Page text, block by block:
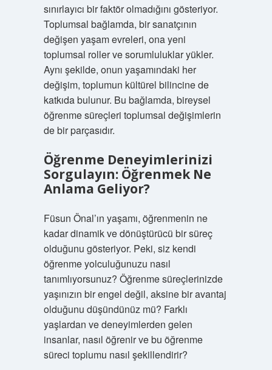
sınırlayıcı bir faktör olmadığını gösteriyor.
Toplumsal bağlamda, bir sanatçının
değişen yaşam evreleri, ona yeni
toplumsal roller ve sorumluluklar yükler.
Aynı şekilde, onun yaşamındaki her
değişim, toplumun kültürel bilincine de
katkıda bulunur. Bu bağlamda, bireysel
öğrenme süreçleri toplumsal değişimlerin
de bir parçasıdır.
Öğrenme Deneyimlerinizi
Sorgulayın: Öğrenmek Ne
Anlama Geliyor?
Füsun Önal’ın yaşamı, öğrenmenin ne
kadar dinamik ve dönüştürücü bir süreç
olduğunu gösteriyor. Peki, siz kendi
öğrenme yolculuğunuzu nasıl
tanımlıyorsunuz? Öğrenme süreçlerinizde
yaşınızın bir engel değil, aksine bir avantaj
olduğunu düşündünüz mü? Farklı
yaşlardan ve deneyimlerden gelen
insanlar, nasıl öğrenir ve bu öğrenme
süreci toplumu nasıl şekillendirir?